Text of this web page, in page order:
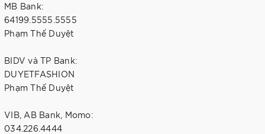
MB Bank:
64199.5555.5555
Phạm Thế Duyệt
BIDV và TP Bank:
DUYETFASHION
Phạm Thế Duyệt
VIB, AB Bank, Momo:
034.226.4444